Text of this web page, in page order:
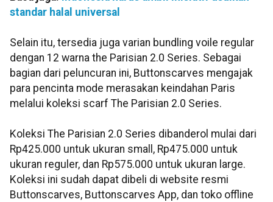
standar halal universal
Selain itu, tersedia juga varian bundling voile regular
dengan 12 warna the Parisian 2.0 Series. Sebagai
bagian dari peluncuran ini, Buttonscarves mengajak
para pencinta mode merasakan keindahan Paris
melalui koleksi scarf The Parisian 2.0 Series.
Koleksi The Parisian 2.0 Series dibanderol mulai dari
Rp425.000 untuk ukuran small, Rp475.000 untuk
ukuran reguler, dan Rp575.000 untuk ukuran large.
Koleksi ini sudah dapat dibeli di website resmi
Buttonscarves, Buttonscarves App, dan toko offline